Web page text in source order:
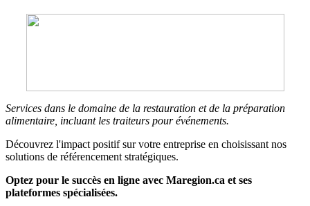
Services dans le domaine de la restauration et de la préparation
alimentaire, incluant les traiteurs pour événements.
Découvrez l'impact positif sur votre entreprise en choisissant nos
solutions de référencement stratégiques.
Optez pour le succès en ligne avec Maregion.ca et ses
plateformes spécialisées.